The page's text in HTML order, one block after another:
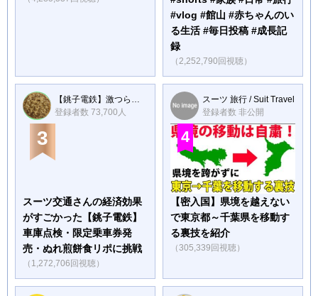
#vlog #館山 #赤ちゃんのい
る生活 #毎日投稿 #成長記
録
（2,252,790回視聴）
【銚子電鉄】激つらチャンネル
登録者数 73,700人
3
スーツ交通さんの経済効果
がすごかった【銚子電鉄】
車庫点検・限定乗車券発
売・ぬれ煎餅食リポに挑戦
（1,272,706回視聴）
スーツ 旅行 / Suit Travel
登録者数 非公開
4
【密入国】県境を越えない
で東京都～千葉県を移動す
る裏技を紹介
（305,339回視聴）